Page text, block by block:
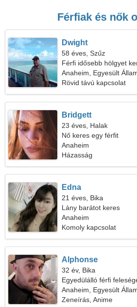
Férfiak és nők
Dwight
58 éves, Szűz
Férfi idősebb hölgyet
Anaheim, Egyesült
Rövid távú kapcsolat
Bridgett
23 éves, Halak
Nő keres egy férfit
Anaheim
Házasság
Edna
21 éves, Bika
Lány barátot keres
Anaheim
Komoly kapcsolat
Alphonse
32 év, Bika
Egyedülálló férfi
Anaheim, Egyesült
Zeneírás, Anime